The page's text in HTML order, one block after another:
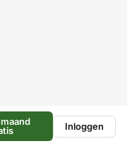
Inloggen